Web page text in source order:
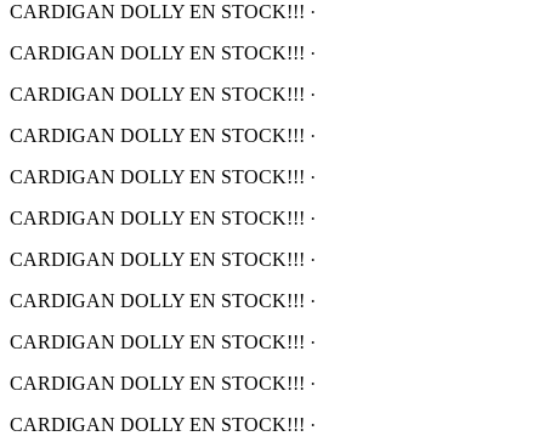
CARDIGAN DOLLY EN STOCK!!! ·
CARDIGAN DOLLY EN STOCK!!! ·
CARDIGAN DOLLY EN STOCK!!! ·
CARDIGAN DOLLY EN STOCK!!! ·
CARDIGAN DOLLY EN STOCK!!! ·
CARDIGAN DOLLY EN STOCK!!! ·
CARDIGAN DOLLY EN STOCK!!! ·
CARDIGAN DOLLY EN STOCK!!! ·
CARDIGAN DOLLY EN STOCK!!! ·
CARDIGAN DOLLY EN STOCK!!! ·
CARDIGAN DOLLY EN STOCK!!! ·